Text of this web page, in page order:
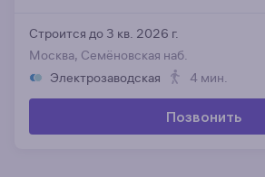
Строится до 3 кв. 2026 г.
Москва, Семёновская наб.
Электрозаводская
4 мин.
Позвонить